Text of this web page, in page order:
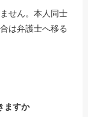
せん。本人同士
は弁護士へ移る
ますか